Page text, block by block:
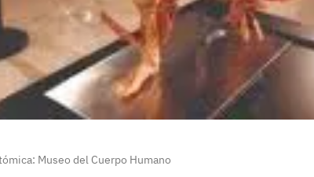
Museo del Cuerpo Humano